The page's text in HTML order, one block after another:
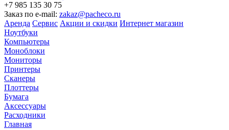
+7 985 135 30 75
Заказ по e-mail: zakaz@pacheco.ru
Аренда Сервис Акции и скидки Интернет магазин
Ноутбуки
Компьютеры
Моноблоки
Мониторы
Принтеры
Сканеры
Плоттеры
Бумага
Аксессуары
Расходники
Главная